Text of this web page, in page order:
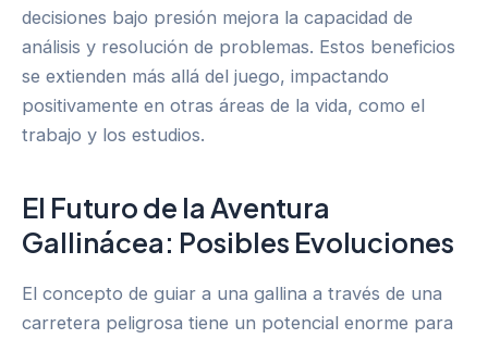
decisiones bajo presión mejora la capacidad de
análisis y resolución de problemas. Estos beneficios
se extienden más allá del juego, impactando
positivamente en otras áreas de la vida, como el
trabajo y los estudios.
El Futuro de la Aventura
Gallinácea: Posibles Evoluciones
El concepto de guiar a una gallina a través de una
carretera peligrosa tiene un potencial enorme para